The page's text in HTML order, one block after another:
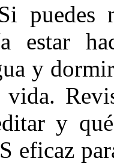
puedes
estar
y
y
eficaz